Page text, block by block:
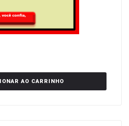
AO CARRINHO